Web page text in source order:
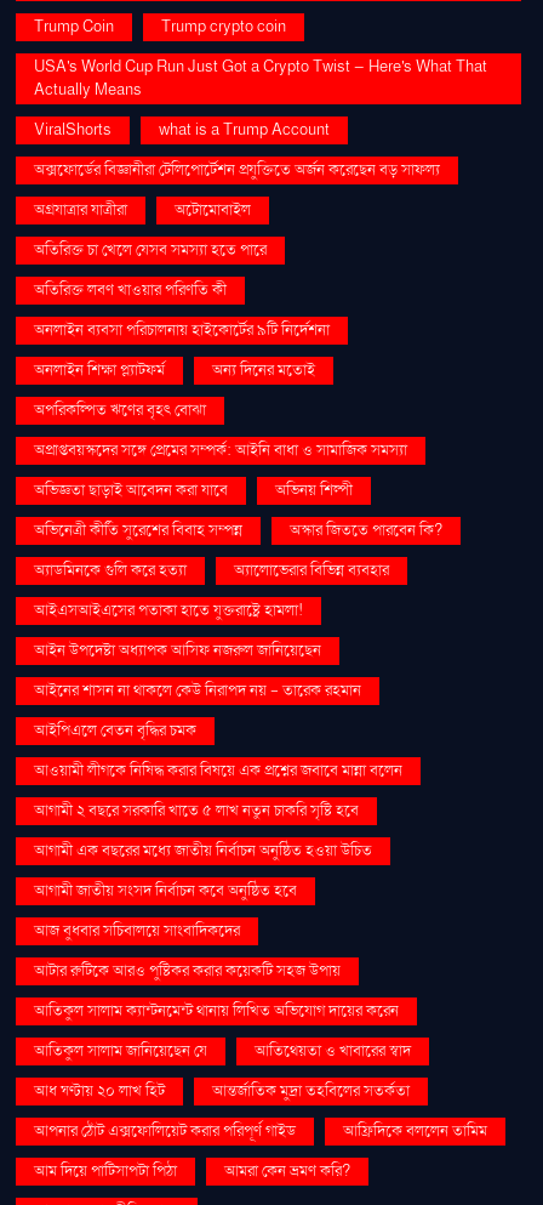
Trump Coin
Trump crypto coin
USA's World Cup Run Just Got a Crypto Twist — Here's What That
Actually Means
ViralShorts
what is a Trump Account
অক্সফোর্ডের বিজ্ঞানীরা টেলিপোর্টেশন প্রযুক্তিতে অর্জন করেছেন বড় সাফল্য
অগ্রযাত্রার যাত্রীরা
অটোমোবাইল
অতিরিক্ত চা খেলে যেসব সমস্যা হতে পারে
অতিরিক্ত লবণ খাওয়ার পরিণতি কী
অনলাইন ব্যবসা পরিচালনায় হাইকোর্টের ৯টি নির্দেশনা
অনলাইন শিক্ষা প্ল্যাটফর্ম
অন্য দিনের মতোই
অপরিকল্পিত ঋণের বৃহৎ বোঝা
অপ্রাপ্তবয়স্কদের সঙ্গে প্রেমের সম্পর্ক: আইনি বাধা ও সামাজিক সমস্যা
অভিজ্ঞতা ছাড়াই আবেদন করা যাবে
অভিনয় শিল্পী
অভিনেত্রী কীর্তি সুরেশের বিবাহ সম্পন্ন
অস্কার জিততে পারবেন কি?
অ্যাডমিনকে গুলি করে হত্যা
অ্যালোভেরার বিভিন্ন ব্যবহার
আইএসআইএসের পতাকা হাতে যুক্তরাষ্ট্রে হামলা!
আইন উপদেষ্টা অধ্যাপক আসিফ নজরুল জানিয়েছেন
আইনের শাসন না থাকলে কেউ নিরাপদ নয় - তারেক রহমান
আইপিএলে বেতন বৃদ্ধির চমক
আওয়ামী লীগকে নিষিদ্ধ করার বিষয়ে এক প্রশ্নের জবাবে মান্না বলেন
আগামী ২ বছরে সরকারি খাতে ৫ লাখ নতুন চাকরি সৃষ্টি হবে
আগামী এক বছরের মধ্যে জাতীয় নির্বাচন অনুষ্ঠিত হওয়া উচিত
আগামী জাতীয় সংসদ নির্বাচন কবে অনুষ্ঠিত হবে
আজ বুধবার সচিবালয়ে সাংবাদিকদের
আটার রুটিকে আরও পুষ্টিকর করার কয়েকটি সহজ উপায়
আতিকুল সালাম ক্যান্টনমেন্ট থানায় লিখিত অভিযোগ দায়ের করেন
আতিকুল সালাম জানিয়েছেন যে
আতিথেয়তা ও খাবারের স্বাদ
আধ ঘণ্টায় ২০ লাখ হিট
আন্তর্জাতিক মুদ্রা তহবিলের সতর্কতা
আপনার ঠোঁট এক্সফোলিয়েট করার পরিপূর্ণ গাইড
আফ্রিদিকে বললেন তামিম
আম দিয়ে পাটিসাপটা পিঠা
আমরা কেন ভ্রমণ করি?